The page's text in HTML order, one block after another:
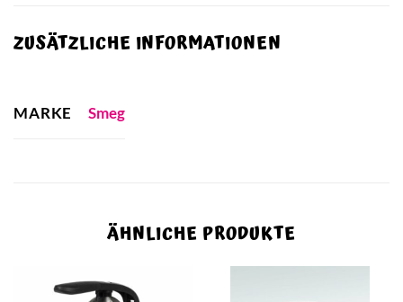
ZUSÄTZLICHE INFORMATIONEN
MARKE Smeg
ÄHNLICHE PRODUKTE